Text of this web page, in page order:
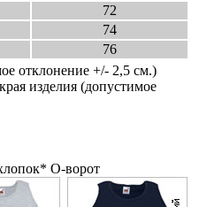
72
74
76
отклонение +/- 2,5 см.)
изделия (допустимое
О-ворот